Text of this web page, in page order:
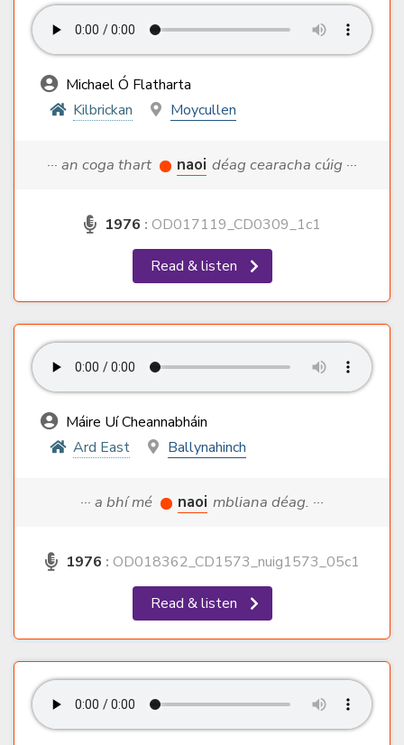
Michael Ó Flatharta
Kilbrickan
Moycullen
··· an coga thart naoi déag cearacha cúig ···
1976 : OD017119_CD0309_1c1
Read & listen
Máire Uí Cheannabháin
Ard East
Ballynahinch
··· a bhí mé naoi mbliana déag. ···
1976 : OD018362_CD1573_nuig1573_05c1
Read & listen